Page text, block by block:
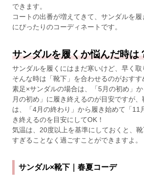
できます。
コートの出番が増えてきて、サンダルを
にぴったりのコーディネートです。
サンダルを履くか悩んだ時は
サンダルを履くにはまだ寒いけど、早く取
そんな時は「靴下」を合わせるのがおすす
素足×サンダルの場合は、「5月の初め」
月の初め」に履き終えるのが目安ですが
は、「4月の終わり」から履き始めて「11
き終えるのを目安にしてOK！
気温は、20度以上を基準にしておくと、
すぎることなく過ごすことができますよ。
サンダル×靴下｜春夏コーデ